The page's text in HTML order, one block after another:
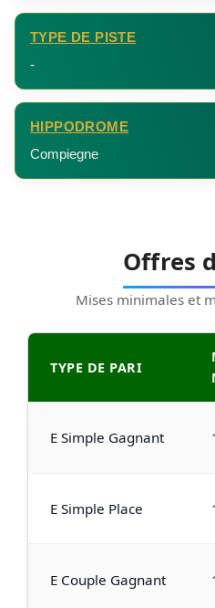
TYPE DE PISTE
-
HIPPODROME
Compiegne
Offres
Mises minimales et
TYPE DE PARI
E Simple Gagnant
E Simple Place
E Couple Gagnant